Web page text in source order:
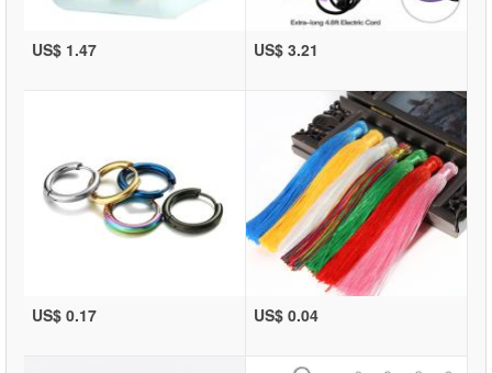
US$ 1.47 US$ 3.21
US$ 0.17 US$ 0.04